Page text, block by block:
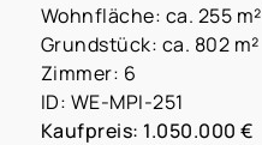
Wohnfläche: ca. 255 m²
Grundstück: ca. 802 m²
Zimmer: 6
ID: WE-MPI-251
Kaufpreis: 1.050.000 €